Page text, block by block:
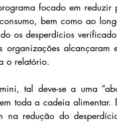
focado em reduzir
bem como ao
os desperdícios
alcançaram
o relatório.
tal deve-se a uma
toda a cadeia alimentar.
na redução do